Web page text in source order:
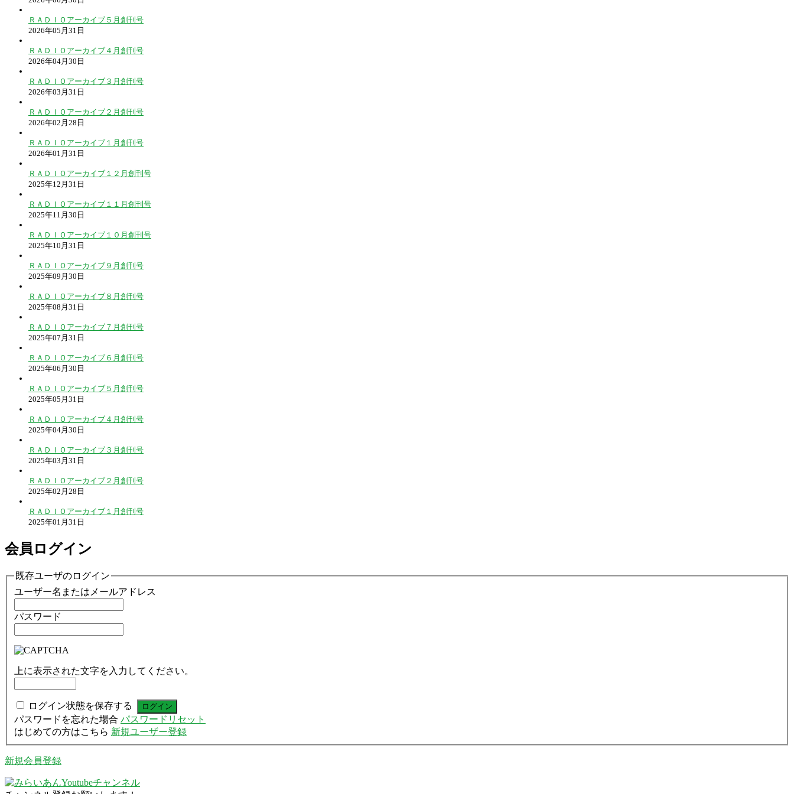
ＲＡＤＩＯアーカイブ５月創刊号
2026年05月31日
ＲＡＤＩＯアーカイブ４月創刊号
2026年04月30日
ＲＡＤＩＯアーカイブ３月創刊号
2026年03月31日
ＲＡＤＩＯアーカイブ２月創刊号
2026年02月28日
ＲＡＤＩＯアーカイブ１月創刊号
2026年01月31日
ＲＡＤＩＯアーカイブ１２月創刊号
2025年12月31日
ＲＡＤＩＯアーカイブ１１月創刊号
2025年11月30日
ＲＡＤＩＯアーカイブ１０月創刊号
2025年10月31日
ＲＡＤＩＯアーカイブ９月創刊号
2025年09月30日
ＲＡＤＩＯアーカイブ８月創刊号
2025年08月31日
ＲＡＤＩＯアーカイブ７月創刊号
2025年07月31日
ＲＡＤＩＯアーカイブ６月創刊号
2025年06月30日
ＲＡＤＩＯアーカイブ５月創刊号
2025年05月31日
ＲＡＤＩＯアーカイブ４月創刊号
2025年04月30日
ＲＡＤＩＯアーカイブ３月創刊号
2025年03月31日
ＲＡＤＩＯアーカイブ２月創刊号
2025年02月28日
ＲＡＤＩＯアーカイブ１月創刊号
2025年01月31日
会員ログイン
既存ユーザのログイン
ユーザー名またはメールアドレス
パスワード
上に表示された文字を入力してください。
ログイン状態を保存する
パスワードを忘れた場合 パスワードリセット
はじめての方はこちら 新規ユーザー登録
新規会員登録